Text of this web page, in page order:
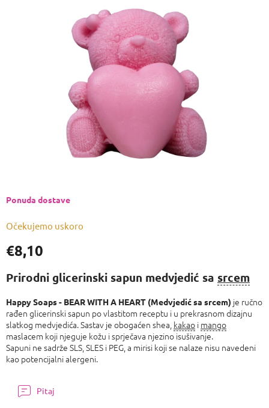
0,0
od
5
zvjezdica.
€8,10
Izmjeri
cijenu:
Očekujemo uskoro
Ponuda dostave
Prirodni glicerinski sapun medvjedić sa srcem
Happy Soaps - BEAR WITH A HEART (Medvjedić sa srcem) je ručno
rađen glicerinski sapun po vlastitom receptu i u prekrasnom dizajnu
slatkog medvjedića. Sastav je obogaćen shea, kakao i mango
maslacem koji njeguje kožu i sprječava njezino isušivanje.
Sapuni ne sadrže SLS, SLES i PEG, a mirisi koji se nalaze nisu navedeni
kao potencijalni alergeni.
Pitaj